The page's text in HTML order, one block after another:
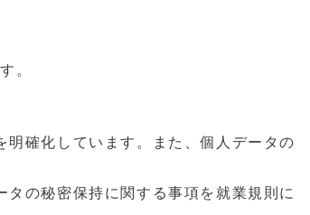
。
確化しています。また、個⼈データの
の秘密保持に関する事項を就業規則に